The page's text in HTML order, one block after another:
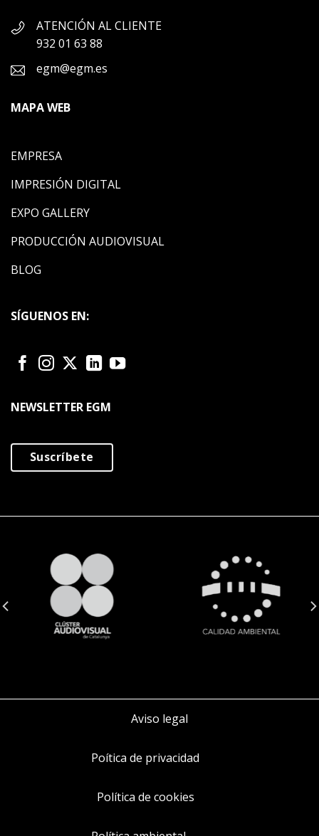
ATENCIÓN AL CLIENTE
932 01 63 88
egm@egm.es
MAPA WEB
EMPRESA
IMPRESIÓN DIGITAL
EXPO GALLERY
PRODUCCIÓN AUDIOVISUAL
BLOG
SÍGUENOS EN:
NEWSLETTER EGM
Suscríbete
Aviso legal
Poítica de privacidad
Política de cookies